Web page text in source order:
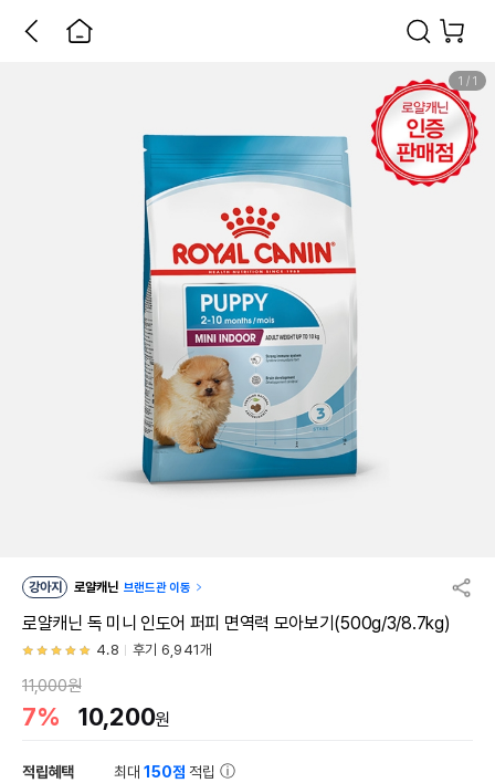
1 / 1
강아지 로얄캐닌 브랜드관 이동
로얄캐닌 독 미니 인도어 퍼피 면역력 모아보기(500g/3/8.7kg)
4.8 후기 6,941개
11,000원
7% 10,200원
적립혜택 최대150점 적립